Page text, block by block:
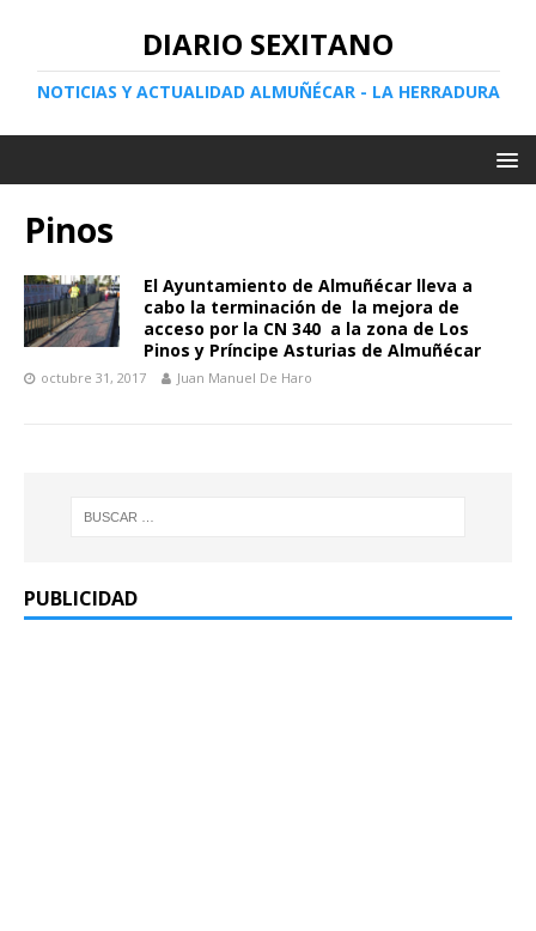
DIARIO SEXITANO
NOTICIAS Y ACTUALIDAD ALMUÑÉCAR - LA HERRADURA
Pinos
El Ayuntamiento de Almuñécar lleva a
cabo la terminación de la mejora de
acceso por la CN 340 a la zona de Los
Pinos y Príncipe Asturias de Almuñécar
octubre 31, 2017 Juan Manuel De Haro
PUBLICIDAD